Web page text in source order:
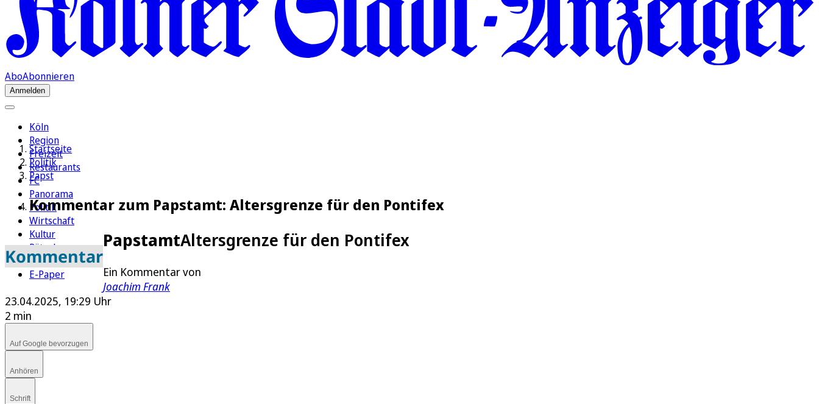
AboAbonnieren
Anmelden
Köln
Region
Freizeit
Restaurants
FC
Panorama
Politik
Wirtschaft
Kultur
Rätsel
Newsletter
E-Paper
Startseite
Politik
Papst
Kommentar zum Papstamt: Altersgrenze für den Pontifex
Kommentar
PapstamtAltersgrenze für den Pontifex
Ein Kommentar von
Joachim Frank
23.04.2025, 19:29 Uhr
2 min
Auf Google bevorzugen
Anhören
Schrift